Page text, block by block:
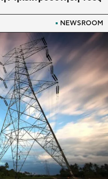
NEWSROOM